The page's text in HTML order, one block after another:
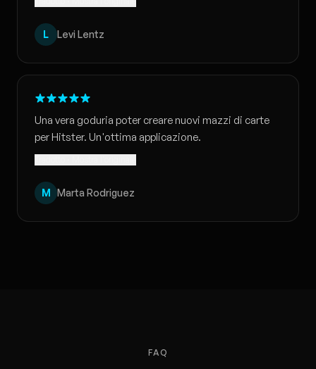
L Levi Lentz
Una vera goduria poter creare nuovi mazzi di carte
per Hitster. Un'ottima applicazione.
M Marta Rodriguez
FAQ